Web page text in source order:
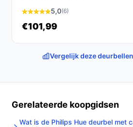
5,0(6)
€101,99
Vergelijk deze
Gerelateerde koopgidsen
Wat is de Philips Hue deurbel met